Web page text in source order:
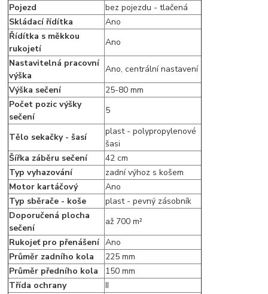
Pojezd
bez pojezdu - tlačená
Skládací řídítka
Ano
Řídítka s měkkou
rukojetí
Ano
Nastavitelná pracovní
výška
Ano, centrální nastavení
Výška sečení
25-80 mm
Počet pozic výšky
sečení
5
Tělo sekačky - šasí
plast - polypropylenové
šasi
Šířka záběru sečení
42 cm
Typ vyhazování
zadní výhoz s košem
Motor kartáčový
Ano
Typ sběrače - koše
plast - pevný zásobník
Doporučená plocha
sečení
až 700 m²
Rukojeť pro přenášení Ano
Průměr zadního kola
225 mm
Průměr předního kola
150 mm
Třída ochrany
II